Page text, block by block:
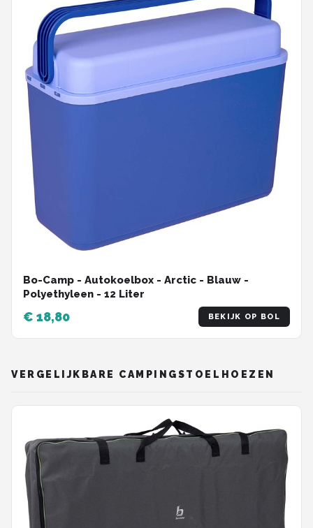
Bo-Camp - Autokoelbox - Arctic - Blauw -
Polyethyleen - 12 Liter
€ 18,80 BEKIJK OP BOL
VERGELIJKBARE CAMPINGSTOELHOEZEN